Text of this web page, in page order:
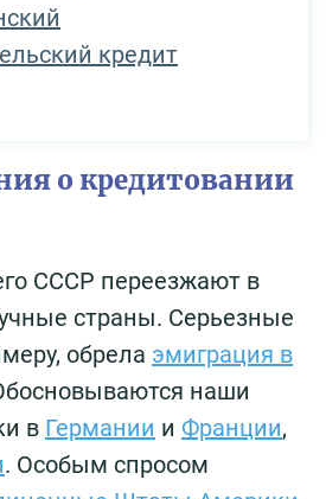
кредит
о кредитовании
СССР переезжают в
страны. Серьезные
обрела эмиграция в
наши
в Германии и Франции,
. Особым спросом